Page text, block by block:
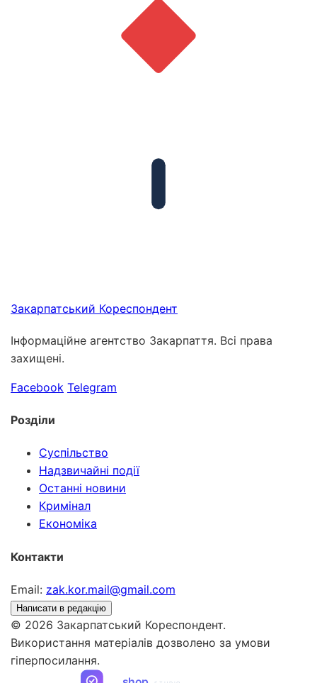
Закарпатський Кореспондент
Інформаційне агентство Закарпаття. Всі права
захищені.
Facebook Telegram
Розділи
Суспільство
Надзвичайні події
Останні новини
Кримінал
Економіка
Контакти
Email: zak.kor.mail@gmail.com
Написати в редакцію
© 2026 Закарпатський Кореспондент.
Використання матеріалів дозволено за умови
гіперпосилання.